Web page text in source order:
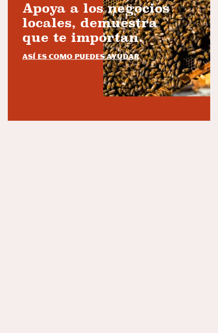
Apoya a los negocios
locales, demuestra
que te importan.
Así es como puedes ayudar